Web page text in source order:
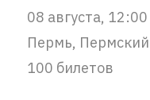
08 августа, 12:00
Пермь,
100 билетов